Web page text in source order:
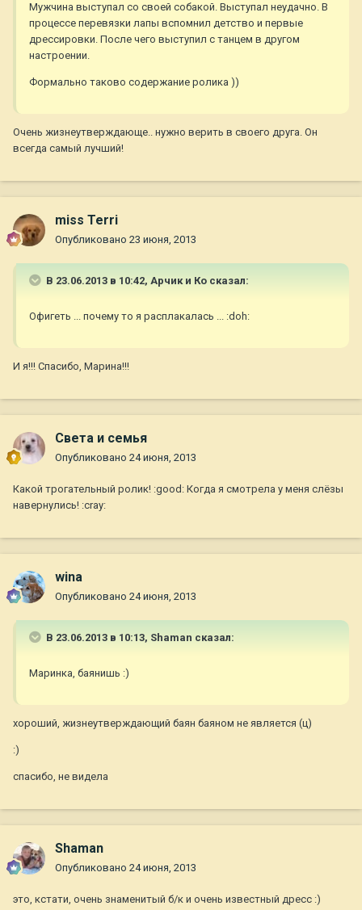
Мужчина выступал со своей собакой. Выступал неудачно. В
процессе перевязки лапы вспомнил детство и первые
дрессировки. После чего выступил с танцем в другом
настроении.
Формально таково содержание ролика ))
Очень жизнеутверждающе.. нужно верить в своего друга. Он
всегда самый лучший!
miss Terri
Опубликовано 23 июня, 2013
В 23.06.2013 в 10:42, Арчик и Ко сказал:
Офигеть ... почему то я расплакалась ... :doh:
И я!!! Спасибо, Марина!!!
Света и семья
Опубликовано 24 июня, 2013
Какой трогательный ролик! :good: Когда я смотрела у меня слёзы
навернулись! :cray:
wina
Опубликовано 24 июня, 2013
В 23.06.2013 в 10:13, Shaman сказал:
Маринка, баянишь :)
хороший, жизнеутверждающий баян баяном не является (ц)
:)
спасибо, не видела
Shaman
Опубликовано 24 июня, 2013
это, кстати, очень знаменитый б/к и очень известный дресс :)